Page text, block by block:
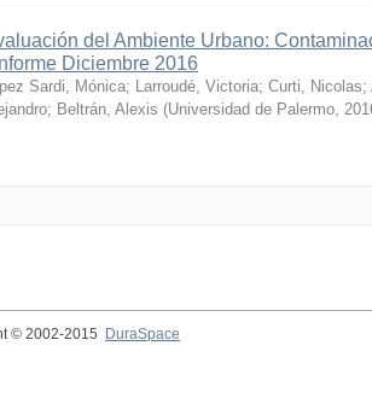
del Ambiente Urbano:
Diciembre 2016
Sardi, Mónica; Larroudé, Victoria; Curti, Nicolas;
; Beltrán, Alexis (Universidad de Palermo,
© 2002-2015
DuraSpace